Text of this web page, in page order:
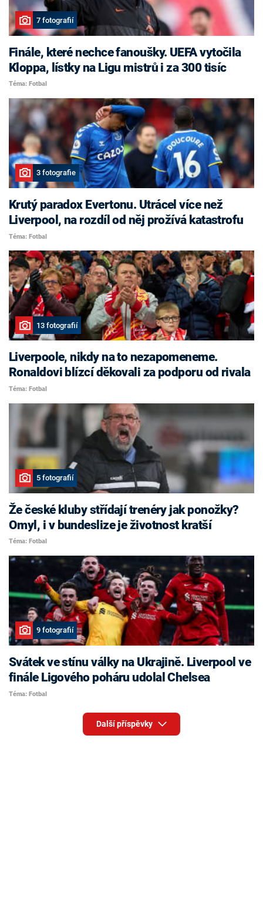
7 fotografií
Finále, které nechce fanoušky. UEFA vytočila
Kloppa, lístky na Ligu mistrů i za 300 tisíc
Téma: Fotbal
3 fotografie
Krutý paradox Evertonu. Utrácel více než
Liverpool, na rozdíl od něj prožívá katastrofu
Téma: Fotbal
13 fotografií
Liverpoole, nikdy na to nezapomeneme.
Ronaldovi blízcí děkovali za podporu od rivala
Téma: Fotbal
5 fotografií
Že české kluby střídají trenéry jak ponožky?
Omyl, i v bundeslize je životnost kratší
Téma: Fotbal
9 fotografií
Svátek ve stínu války na Ukrajině. Liverpool ve
finále Ligového poháru udolal Chelsea
Téma: Fotbal
Další příspěvky